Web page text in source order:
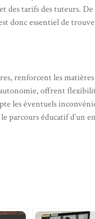
des tarifs des tuteurs. De
donc essentiel de
renforcent les
autonomie, offrent
les éventuels
parcours éducatif d’un